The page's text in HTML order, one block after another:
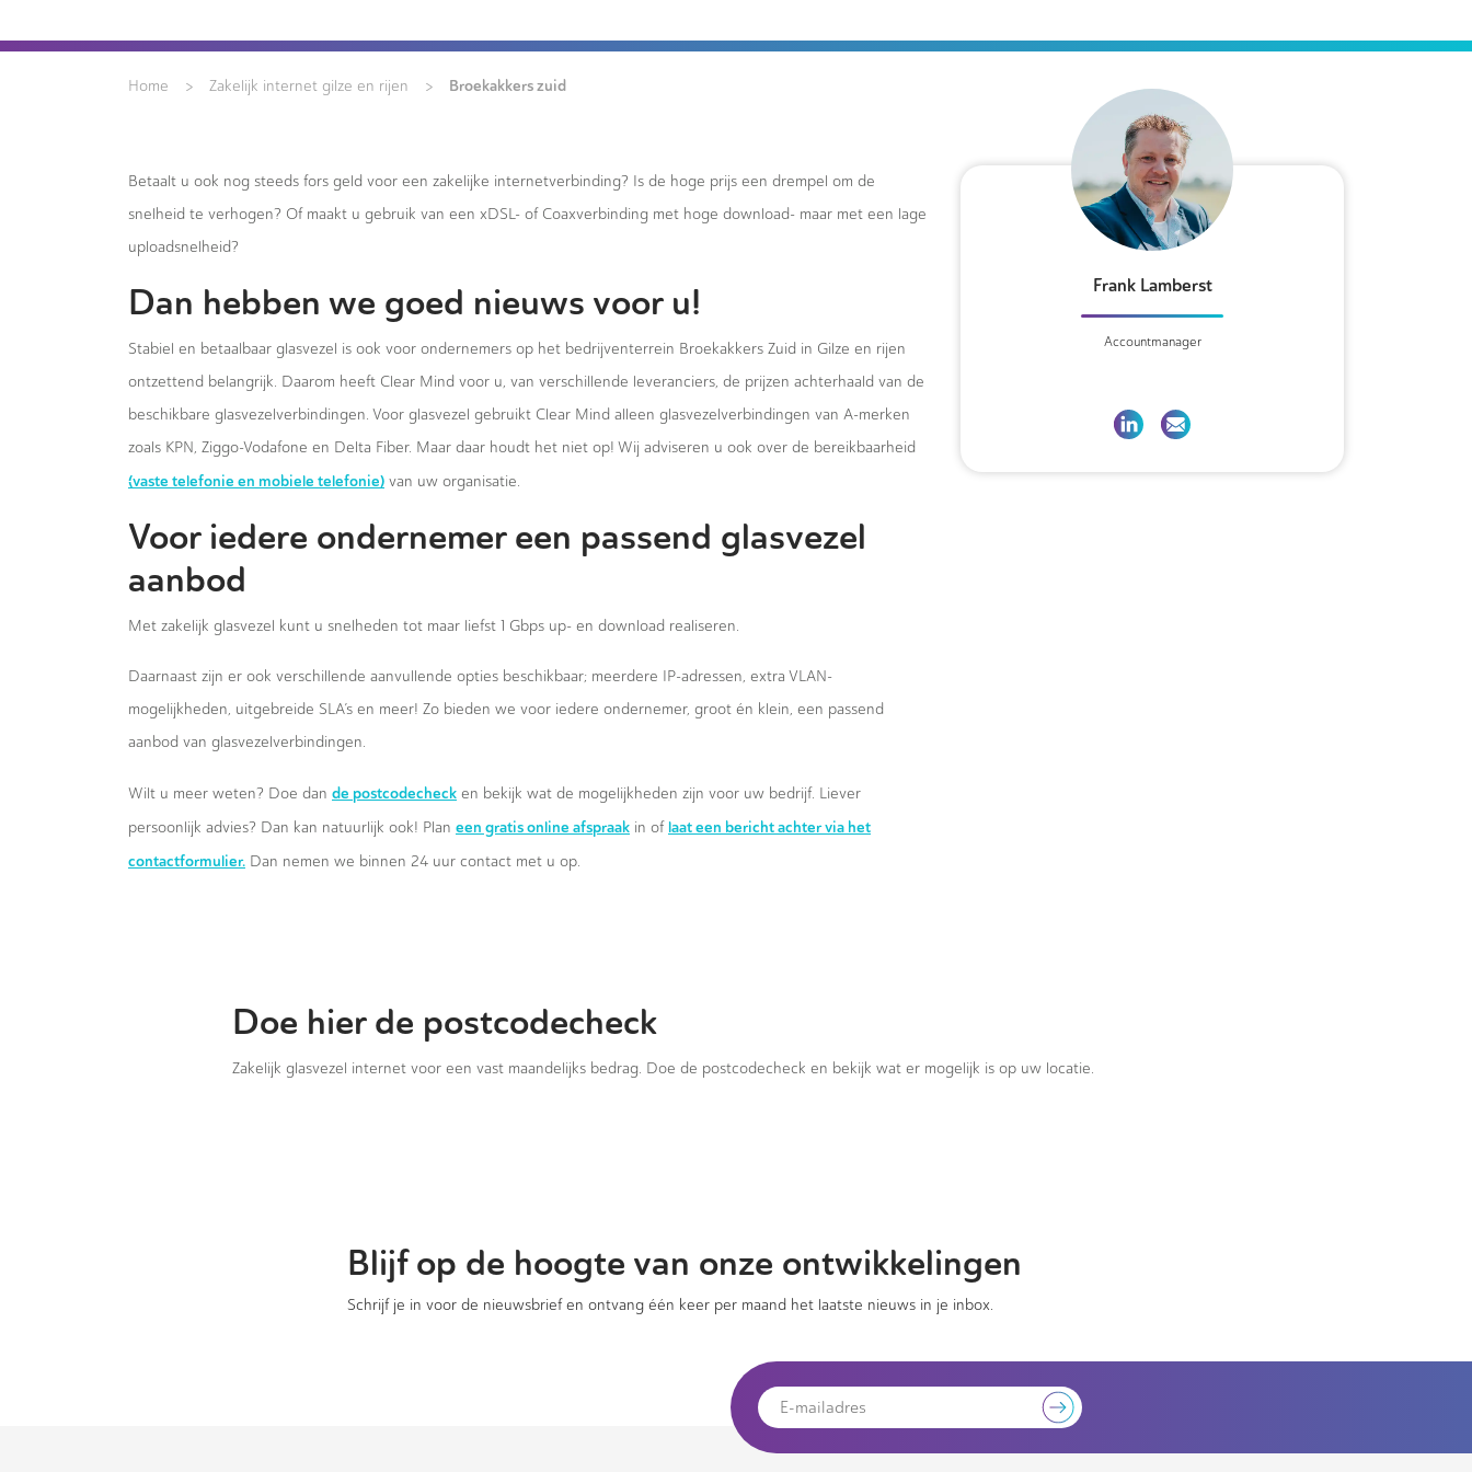
Home > Zakelijk internet gilze en rijen > Broekakkers zuid
Betaalt u ook nog steeds fors geld voor een zakelijke internetverbinding? Is de hoge prijs een drempel om de
snelheid te verhogen? Of maakt u gebruik van een xDSL- of Coaxverbinding met hoge download- maar met een lage
uploadsnelheid?
Dan hebben we goed nieuws voor u!
Stabiel en betaalbaar glasvezel is ook voor ondernemers op het bedrijventerrein Broekakkers Zuid in Gilze en rijen
ontzettend belangrijk. Daarom heeft Clear Mind voor u, van verschillende leveranciers, de prijzen achterhaald van de
beschikbare glasvezelverbindingen. Voor glasvezel gebruikt Clear Mind alleen glasvezelverbindingen van A-merken
zoals KPN, Ziggo-Vodafone en Delta Fiber. Maar daar houdt het niet op! Wij adviseren u ook over de bereikbaarheid
(vaste telefonie en mobiele telefonie) van uw organisatie.
Voor iedere ondernemer een passend glasvezel
aanbod
Met zakelijk glasvezel kunt u snelheden tot maar liefst 1 Gbps up- en download realiseren.
Daarnaast zijn er ook verschillende aanvullende opties beschikbaar; meerdere IP-adressen, extra VLAN-
mogelijkheden, uitgebreide SLA’s en meer! Zo bieden we voor iedere ondernemer, groot én klein, een passend
aanbod van glasvezelverbindingen.
Wilt u meer weten? Doe dan de postcodecheck en bekijk wat de mogelijkheden zijn voor uw bedrijf. Liever
persoonlijk advies? Dan kan natuurlijk ook! Plan een gratis online afspraak in of laat een bericht achter via het
contactformulier. Dan nemen we binnen 24 uur contact met u op.
Frank Lamberst
Accountmanager
Doe hier de postcodecheck
Zakelijk glasvezel internet voor een vast maandelijks bedrag. Doe de postcodecheck en bekijk wat er mogelijk is op uw locatie.
Blijf op de hoogte van onze ontwikkelingen
Schrijf je in voor de nieuwsbrief en ontvang één keer per maand het laatste nieuws in je inbox.